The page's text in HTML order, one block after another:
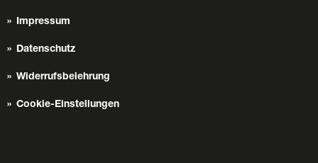
Impressum
Datenschutz
Widerrufsbelehrung
Cookie-Einstellungen